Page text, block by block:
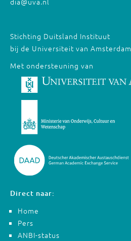
Stichting Duitsland Instituut
bij de Universiteit van Amsterdam
Met ondersteuning van
Direct naar:
Home
Pers
ANBI-status